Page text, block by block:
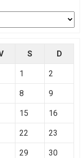
S D
1 2
8 9
15 16
22 23
29 30